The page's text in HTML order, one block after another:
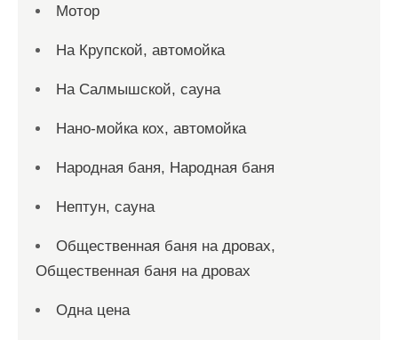
Мотор
На Крупской, автомойка
На Салмышской, сауна
Нано-мойка кох, автомойка
Народная баня, Народная баня
Нептун, сауна
Общественная баня на дровах,
Общественная баня на дровах
Одна цена